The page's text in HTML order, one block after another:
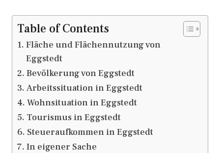
Table of Contents
Fläche und Flächennutzung von
Eggstedt
Bevölkerung von Eggstedt
Arbeitssituation in Eggstedt
Wohnsituation in Eggstedt
Tourismus in Eggstedt
Steueraufkommen in Eggstedt
In eigener Sache